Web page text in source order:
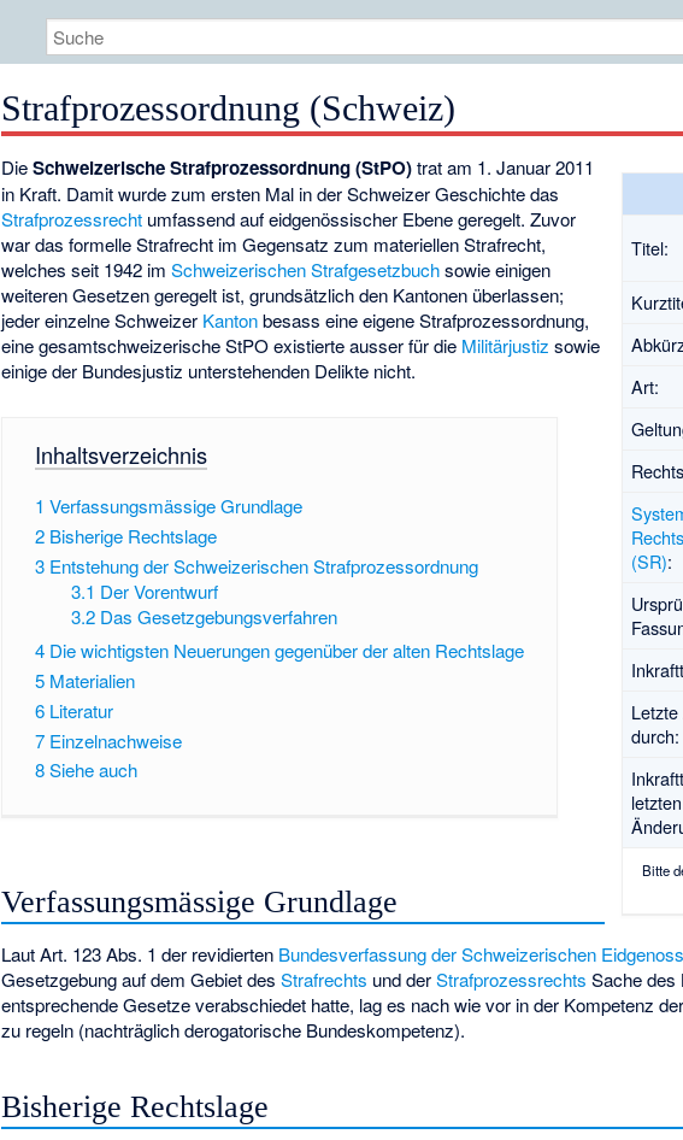
Strafprozessordnung (Schweiz)
Titel:
Art:
(SR):
durch:
letzten
Bitte
DieSchweizerische Strafprozessordnung (StPO)trat am 1. Januar 2011
in Kraft. Damit wurde zum ersten Mal in der Schweizer Geschichte das
Strafprozessrecht umfassend auf eidgenössischer Ebene geregelt. Zuvor
war das formelle Strafrecht im Gegensatz zum materiellen Strafrecht,
welches seit 1942 imSchweizerischen Strafgesetzbuchsowie einigen
weiteren Gesetzen geregelt ist, grundsätzlich den Kantonen überlassen;
jeder einzelne Schweizer Kantonbesass eine eigene Strafprozessordnung,
eine gesamtschweizerische StPO existierte ausser für die Militärjustiz sowie
einige der Bundesjustiz unterstehenden Delikte nicht.
Inhaltsverzeichnis
1 Verfassungsmässige Grundlage
2 Bisherige Rechtslage
3 Entstehung der Schweizerischen Strafprozessordnung
3.1 Der Vorentwurf
3.2 Das Gesetzgebungsverfahren
4 Die wichtigsten Neuerungen gegenüber der alten Rechtslage
5 Materialien
6 Literatur
7 Einzelnachweise
8Siehe auch
Verfassungsmässige Grundlage
Laut Art. 123 Abs. 1 der revidierten Bundesverfassung der Schweizerischen
Gesetzgebung auf dem Gebiet desStrafrechts und derStrafprozessrechts Sache des
entsprechende Gesetze verabschiedet hatte, lag es nach wie vor in der Kompetenz
zu regeln (nachträglich derogatorische Bundeskompetenz).
Bisherige Rechtslage